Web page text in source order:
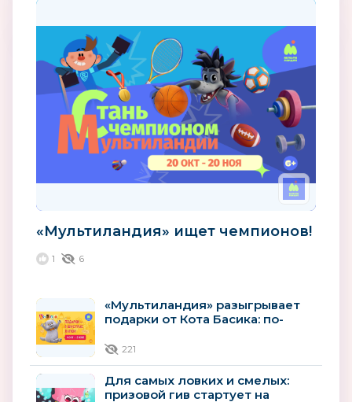
«Мультиландия» ищет чемпионов!
1 6
«Мультиландия» разыгрывает
подарки от Кота Басика: по-
221
Для самых ловких и смелых:
призовой гив стартует на